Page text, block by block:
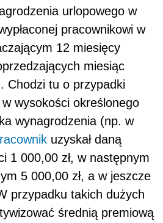
urlopowego w
pracownikowi w
12 miesięcy
miesiąc
Chodzi tu o przypadki
wysokości określonego
wynagrodzenia (np. w
uzyskał daną
1 000,00 zł, w następnym
5 000,00 zł, a w jeszcze
przypadku takich dużych
średnią premiową